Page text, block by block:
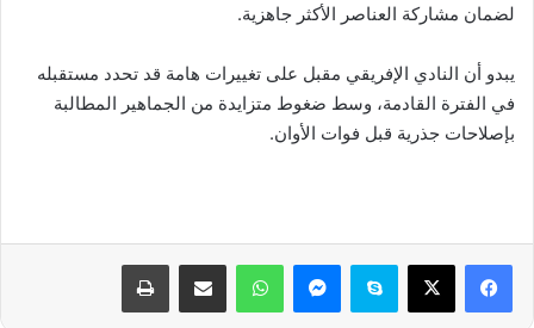
لضمان مشاركة العناصر الأكثر جاهزية.
يبدو أن النادي الإفريقي مقبل على تغييرات هامة قد تحدد مستقبله
في الفترة القادمة، وسط ضغوط متزايدة من الجماهير المطالبة
بإصلاحات جذرية قبل فوات الأوان.
فيسبوك سكايب واتساب